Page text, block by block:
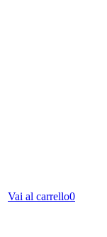
Vai al carrello0